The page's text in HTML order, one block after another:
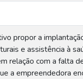
propor a
e assistência à
relação com a falta
a empreendedora